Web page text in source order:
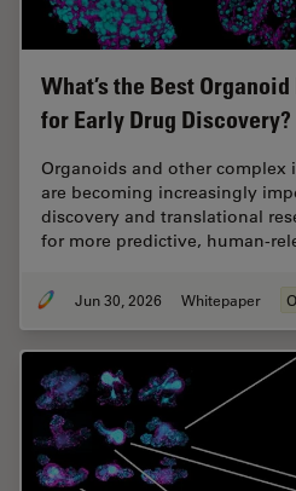
What’s the Best
for Early Drug Discovery?
Organoids and other complex
are becoming increasingly
discovery and translational
for more predictive, human-
Jun 30, 2026 Whitepaper